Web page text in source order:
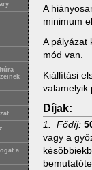
a
A
minimum
A pályázat
mód van.
Kiállítási
valamelyik
Díjak:
1. Fődíj:
vagy a